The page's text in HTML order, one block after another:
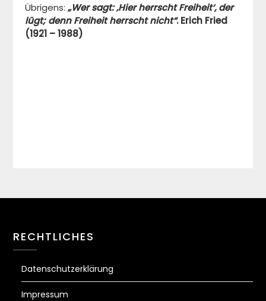
Übrigens: „Wer sagt: ‚Hier herrscht Freiheit‘, der
lügt; denn Freiheit herrscht nicht“. Erich Fried
(1921 – 1988)
RECHTLICHES
Datenschutzerklärung
Impressum